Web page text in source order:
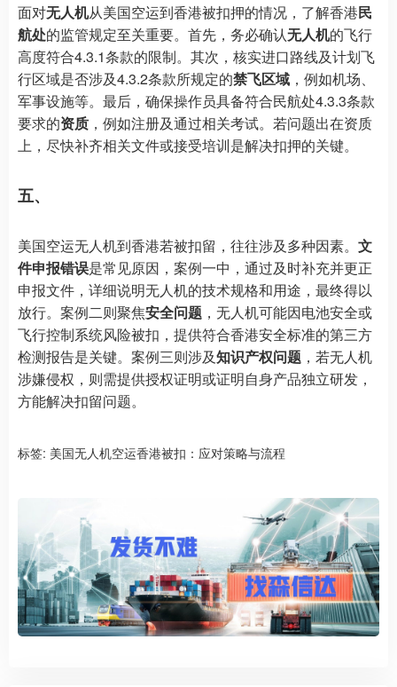
面对无人机从美国空运到香港被扣押的情况，了解香港民
航处的监管规定至关重要。首先，务必确认无人机的飞行
高度符合4.3.1条款的限制。其次，核实进口路线及计划飞
行区域是否涉及4.3.2条款所规定的禁飞区域 ，例如机场、
军事设施等。最后，确保操作员具备符合民航处4.3.3条款
要求的资质 ，例如注册及通过相关考试。若问题出在资质
上，尽快补齐相关文件或接受培训是解决扣押的关键。
五、
美国空运无人机到香港若被扣留，往往涉及多种因素。 文
件申报错误是常见原因，案例一中，通过及时补充并更正
申报文件，详细说明无人机的技术规格和用途，最终得以
放行。案例二则聚焦安全问题 ，无人机可能因电池安全或
飞行控制系统风险被扣，提供符合香港安全标准的第三方
检测报告是关键。案例三则涉及知识产权问题 ，若无人机
涉嫌侵权，则需提供授权证明或证明自身产品独立研发，
方能解决扣留问题。
标签: 美国无人机空运香港被扣：应对策略与流程